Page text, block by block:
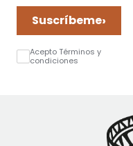
Suscríbeme›
Acepto Términos y
condiciones